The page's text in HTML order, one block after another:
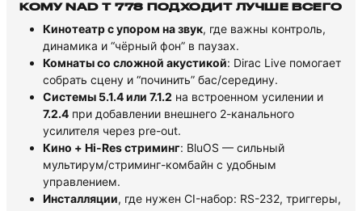
КОМУ NAD T 778 ПОДХОДИТ ЛУЧШЕ ВСЕГО
Кинотеатр с упором на звук, где важны контроль,
динамика и “чёрный фон” в паузах.
Комнаты со сложной акустикой: Dirac Live помогает
собрать сцену и “починить” бас/середину.
Системы 5.1.4 или 7.1.2 на встроенном усилении и
7.2.4 при добавлении внешнего 2-канального
усилителя через pre-out.
Кино + Hi-Res стриминг: BluOS — сильный
мультирум/стриминг-комбайн с удобным
управлением.
Инсталляции, где нужен CI-набор: RS-232, триггеры,